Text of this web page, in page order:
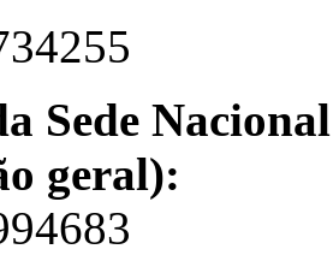
Sede
geral):